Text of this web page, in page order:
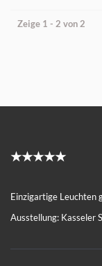
Zeige 1 - 2 von 2
★★★★★
Einzigartige Leuchten
Ausstellung: Kasseler